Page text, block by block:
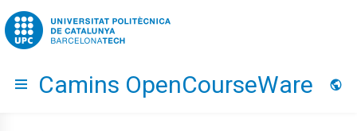
Go to upc.edu
Hide menu
Camins OpenCourseWare